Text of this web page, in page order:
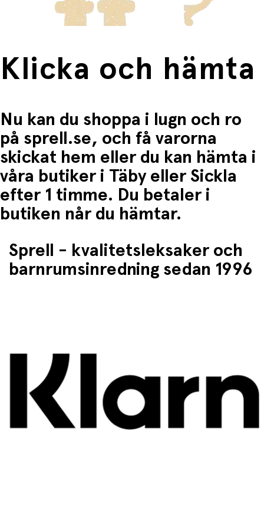
Klicka och hämta
Nu kan du shoppa i lugn och ro
på sprell.se, och få varorna
skickat hem eller du kan hämta i
våra butiker i Täby eller Sickla
efter 1 timme. Du betaler i
butiken når du hämtar.
Sprell - kvalitetsleksaker och
barnrumsinredning sedan 1996